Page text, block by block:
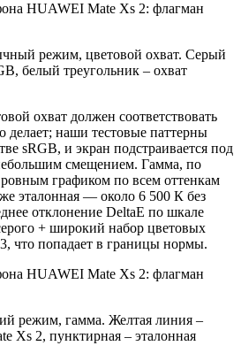
режим, цветовой охват. Серый
белый треугольник – охват
охват должен соответствовать
наши тестовые паттерны
sRGB, и экран подстраивается под
смещением. Гамма, по
графиком по всем оттенкам
эталонная — около 6 500 К без
отклонение DeltaE по шкале
+ широкий набор цветовых
что попадает в границы нормы.
режим, гамма. Желтая линия –
Xs 2, пунктирная – эталонная